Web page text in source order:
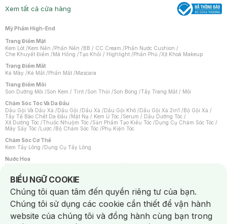
Xem tất cả cửa hàng
Mỹ Phẩm High-End
Trang Điểm Mặt
Kem Lót /Kem Nền /Phấn Nền /BB / CC Cream /Phấn Nước Cushion /
Che Khuyết Điểm /Má Hồng /Tạo Khối / Highlight /Phấn Phủ /Xịt Khoá Makeup
Trang Điểm Mắt
Kẻ Mày /Kẻ Mắt /Phấn Mắt /Mascara
Trang Điểm Môi
Son Dưỡng Môi /Son Kem / Tint /Son Thỏi /Son Bóng /Tẩy Trang Mắt / Môi
Chăm Sóc Tóc Và Da Đầu
Dầu Gội Và Dầu Xả /Dầu Gội /Dầu Xả /Dầu Gội Khô /Dầu Gội Xả 2in1 /Bộ Gội Xả /
Tẩy Tế Bào Chết Da Đầu /Mặt Nạ / Kem Ủ Tóc /Serum / Dầu Dưỡng Tóc /
Xịt Dưỡng Tóc /Thuốc Nhuộm Tóc /Sản Phẩm Tạo Kiểu Tóc /Dụng Cụ Chăm Sóc Tóc /
Máy Sấy Tóc /Lược /Bộ Chăm Sóc Tóc /Phụ Kiện Tóc
Chăm Sóc Cơ Thể
Kem Tẩy Lông /Dụng Cụ Tẩy Lông
Nước Hoa
Nước Hoa Nữ
Chăm Sóc Cá Nhân
Chống Muỗi /Khẩu Trang /Máy Massage/Mặt Nạ Xông Hơi /Nước Rửa Tay/
Sản Phẩm Chăm Sóc Khác /Bàn Chải Đánh Răng /Bàn Chải Điện/
Hỗ Trợ Trắng Răng/Kem Đánh Răng /Máy Tăm Nước/ Nước Súc Miệng/
Tăm / Chỉ Nha Khoa/ Xịt Thơm Miệng / Dung Dịch Vệ Sinh/Dưỡng Vùng Kín/
Khăn Ướt Vệ Sinh Vùng Kín/Băng Vệ Sinh/Tampon/Bọt Cạo Râu /Dao Cạo Râu/
Máy Cạo Râu
BIỂU NGỮ COOKIE
Notice about cookies usage
Chúng tôi quan tâm đến quyền riêng tư của bạn.
Chúng tôi sử dụng các cookie cần thiết để vận hành
website của chúng tôi và đồng hành cùng bạn trong